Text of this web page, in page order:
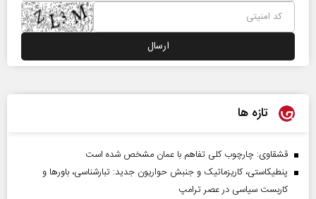
تازه ها
قشقاوی: چارچوب کلی تفاهم با عمان مشخص شده است
پنطیکاستی، کاریزماتیک و جنبش حواریون جدید: تبارشناسی، باور‌ها و
کاربست سیاسی در عصر ترامپ